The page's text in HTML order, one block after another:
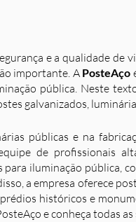
e a qualidade de
importante. A PosteAço
pública. Neste
galvanizados,
públicas e na
de profissionais
para iluminação pública,
a empresa oferece
históricos e
e conheça todas as